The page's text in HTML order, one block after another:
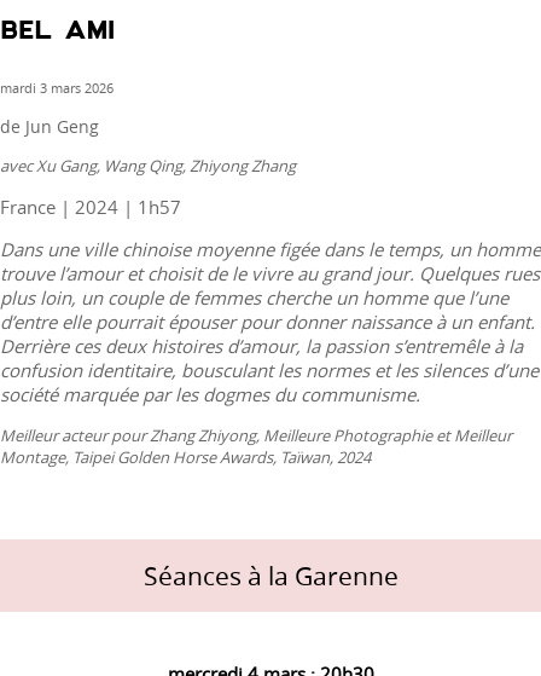
BEL AMI
mardi 3 mars 2026
de Jun Geng
avec Xu Gang, Wang Qing, Zhiyong Zhang
France | 2024 | 1h57
Dans une ville chinoise moyenne figée dans le temps, un homme
trouve l’amour et choisit de le vivre au grand jour. Quelques rues
plus loin, un couple de femmes cherche un homme que l’une
d’entre elle pourrait épouser pour donner naissance à un enfant.
Derrière ces deux histoires d’amour, la passion s’entremêle à la
confusion identitaire, bousculant les normes et les silences d’une
société marquée par les dogmes du communisme.
Meilleur acteur pour Zhang Zhiyong, Meilleure Photographie et Meilleur
Montage, Taipei Golden Horse Awards, Taïwan, 2024
Séances à la Garenne